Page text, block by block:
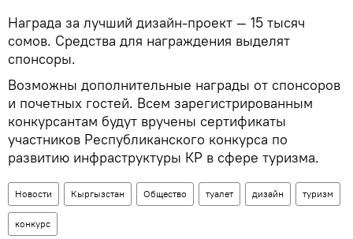
Награда за лучший дизайн-проект — 15 тысяч
сомов. Средства для награждения выделят
спонсоры.
Возможны дополнительные награды от спонсоров
и почетных гостей. Всем зарегистрированным
конкурсантам будут вручены сертификаты
участников Республиканского конкурса по
развитию инфраструктуры КР в сфере туризма.
Новости Кыргызстан Общество туалет дизайн туризм
конкурс